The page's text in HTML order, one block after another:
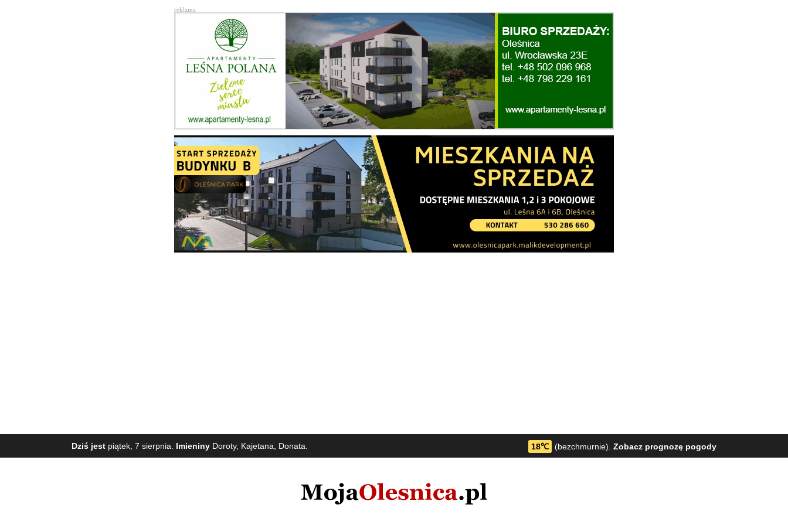
reklama
Dziś jest piątek, 7 sierpnia. Imieniny Doroty, Kajetana, Donata. 18℃ (bezchmurnie). Zobacz prognozę pogody